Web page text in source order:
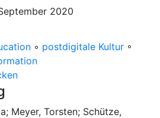
2020
◦ postdigitale Kultur ◦
Meyer, Torsten; Schütze,